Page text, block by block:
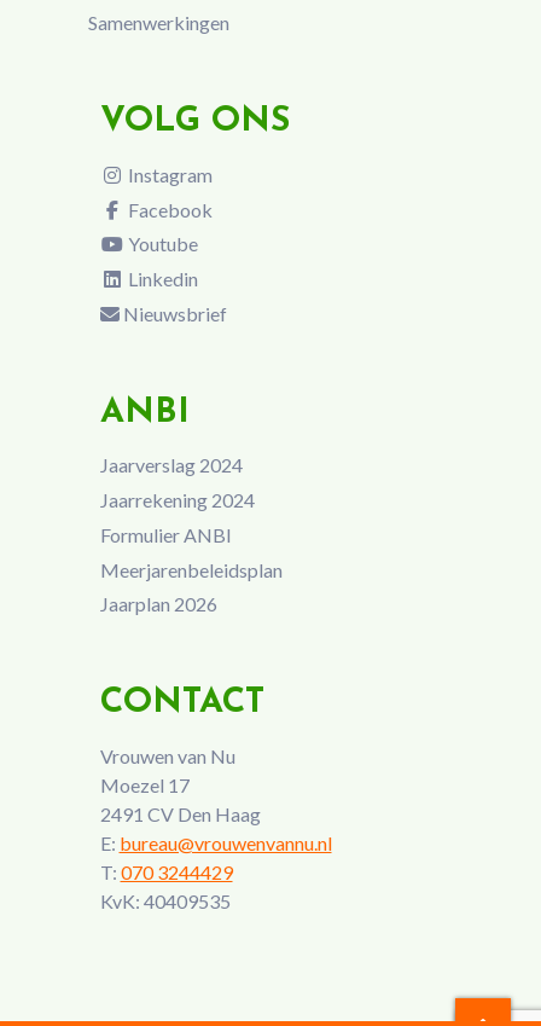
Samenwerkingen
VOLG ONS
Instagram
Facebook
Youtube
Linkedin
Nieuwsbrief
ANBI
Jaarverslag 2024
Jaarrekening 2024
Formulier ANBI
Meerjarenbeleidsplan
Jaarplan 2026
CONTACT
Vrouwen van Nu
Moezel 17
2491 CV Den Haag
E: bureau@vrouwenvannu.nl
T: 070 3244429
KvK: 40409535